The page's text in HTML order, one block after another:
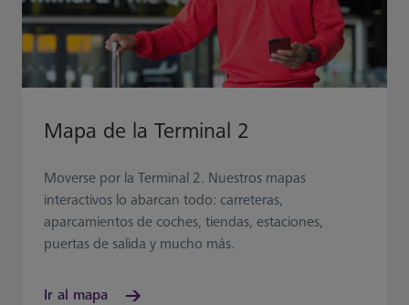
Mapa de la Terminal 2
Moverse por la Terminal 2. Nuestros mapas
interactivos lo abarcan todo: carreteras,
aparcamientos de coches, tiendas, estaciones,
puertas de salida y mucho más.
Ir al mapa